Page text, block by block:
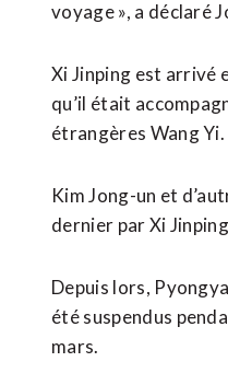
voyage », a déclaré
Xi Jinping est arrivé
qu’il était
étrangères Wang Yi.
Kim Jong-un et
dernier par Xi
Depuis lors,
été suspendus
mars.